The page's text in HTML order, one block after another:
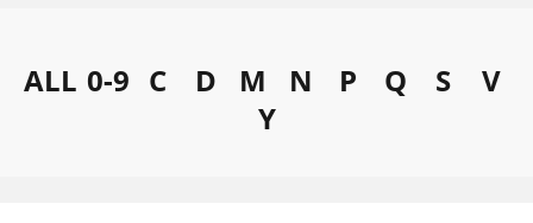
ALL 0-9 C D M N P Q S
V
Y